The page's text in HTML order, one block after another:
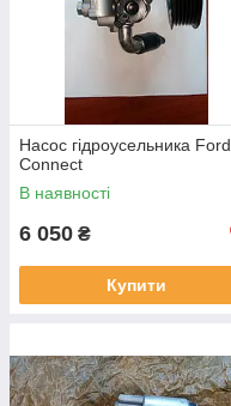
Насос гідроусельника Ford
Connect
В наявності
6 050 ₴
Купити